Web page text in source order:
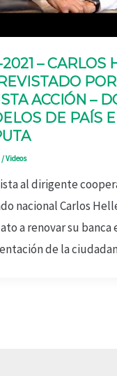
2021 – CARLOS
ACCIÓN –
DE PAÍS
/Videos
al dirigente
nacional Carlos
a renovar su banca
de la